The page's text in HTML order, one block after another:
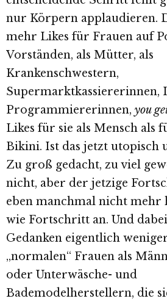
nur Körpern applaudieren.
mehr Likes für Frauen auf
Vorständen, als Mütter, als
Krankenschwestern,
Supermarktkassiererinnen,
Programmiererinnen, you
Likes für sie als Mensch als
Bikini. Ist das jetzt utopisch
Zu groß gedacht, zu viel
nicht, aber der jetzige
eben manchmal nicht
wie Fortschritt an. Und
Gedanken eigentlich
„normalen“ Frauen als
oder Unterwäsche- und
Bademodelherstellern, die